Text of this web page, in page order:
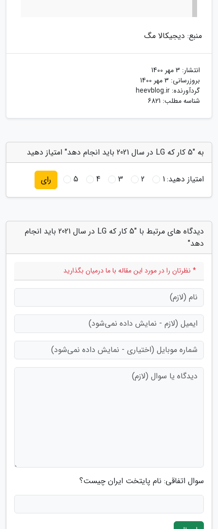
منبع: دیجیکالا مگ
انتشار: 3 مهر 1400
بروزرسانی: 3 مهر 1400
گردآورنده: heevblog.ir
شناسه مطلب: 6821
به "5 کار که LG در سال 2021 باید انجام دهد" امتیاز دهید
امتیاز دهید:1
2
3
4
5 رای
دیدگاه های مرتبط با "5 کار که LG در سال 2021 باید انجام
دهد"
* نظرتان را در مورد این مقاله با ما درمیان بگذارید
سوال اتفاقی: نام پایتخت ایران چیست؟